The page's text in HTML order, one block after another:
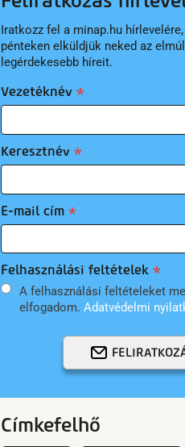
Iratkozz fel a minap.hu
pénteken elküldjük neked az
legérdekesebb híreit.
Vezetéknév
Keresztnév
E-mail cím
Felhasználási feltételek
A felhasználási feltételeket
elfogadom. Adatvédelmi
Címkefelhő